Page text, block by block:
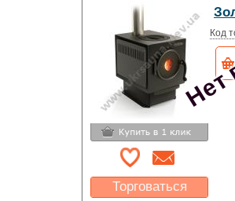
Выход дымохода: Вверх
Топливо: Дрова
Шибер (Кагла): Нет
Торговаться
Код